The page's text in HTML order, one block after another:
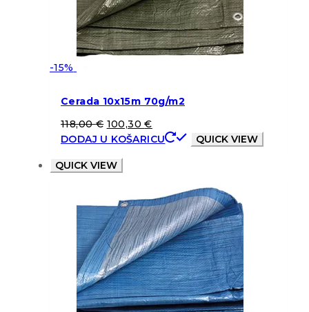
-15%
Cerada 10x15m 70g/m2
118,00€ 100,30€
DODAJ U KOŠARICU
QUICK VIEW
QUICK VIEW